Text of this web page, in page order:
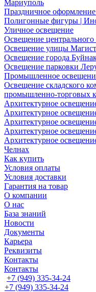
Мариуполь
Праздничное
Полигонные фигуры |
Уличное освещение
Освещение
Освещение улицы
Освещение города
Освещение парковки
Промышленное
Освещение складского
промышленно-торговых
Архитектурное
Архитектурное
Архитектурное
Архитектурное
Архитектурное
Челнах
Как купить
Условия оплаты
Условия доставки
Гарантия на товар
О компании
О нас
База знаний
Новости
Документы
Карьера
Реквизиты
Контакты
Контакты
+7 (949) 335-34-24
+7 (949) 335-34-24